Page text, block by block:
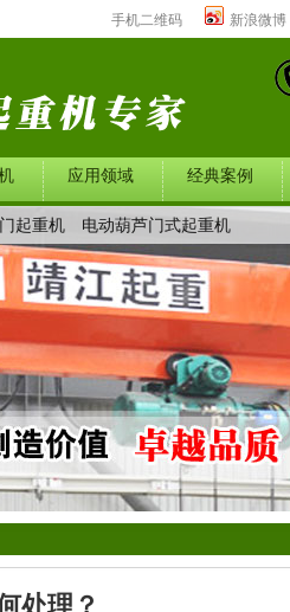
手机二维码 新浪微博
应用领域 经典案例
起重机 电动葫芦门式起重机
处理？